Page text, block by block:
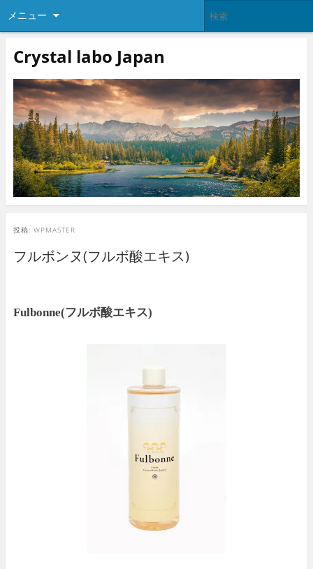
メニュー
Crystal labo Japan
投稿: WPMASTER
フルボンヌ(フルボ酸エキス)
Fulbonne(フルボ酸エキス)